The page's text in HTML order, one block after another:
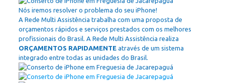
Nós iremos resolver o problema do seu iPhone!
A Rede Multi Assistência trabalha com uma proposta de
orçamentos rápidos e serviços prestados com os melhores
profissionais do Brasil. A Rede Multi Assistência realiza
ORÇAMENTOS RAPIDAMENTEatravés de um sistema
integrado entre todas as unidades do Brasil.